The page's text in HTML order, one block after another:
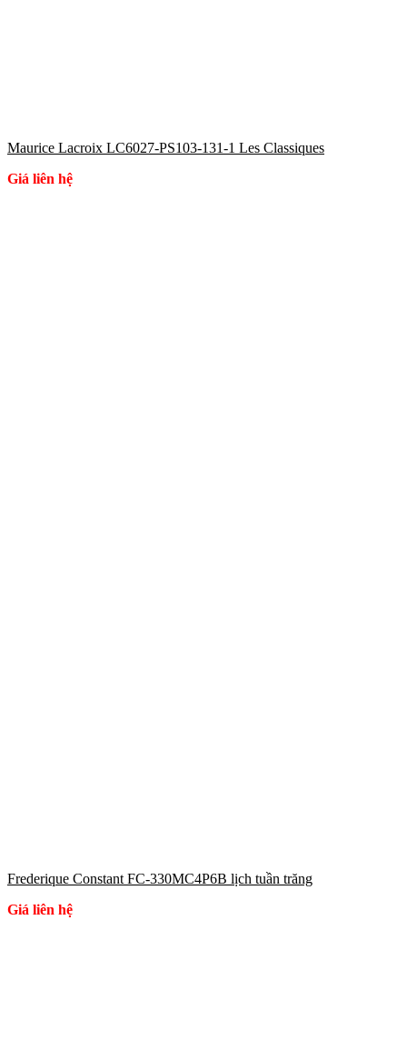
Maurice Lacroix LC6027-PS103-131-1 Les Classiques
Giá liên hệ
Frederique Constant FC-330MC4P6B lịch tuần trăng
Giá liên hệ